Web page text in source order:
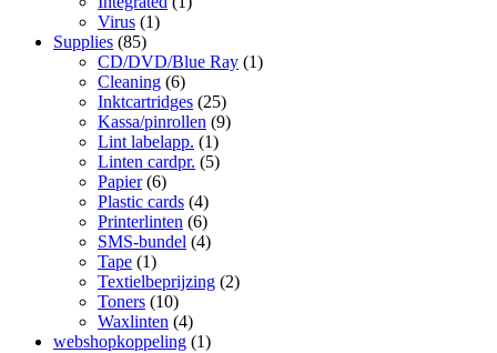
Virus (1)
Supplies (85)
CD/DVD/Blue Ray (1)
Cleaning (6)
Inktcartridges (25)
Kassa/pinrollen (9)
Lint labelapp. (1)
Linten cardpr. (5)
Papier (6)
Plastic cards (4)
Printerlinten (6)
SMS-bundel (4)
Tape (1)
Textielbeprijzing (2)
Toners (10)
Waxlinten (4)
webshopkoppeling (1)